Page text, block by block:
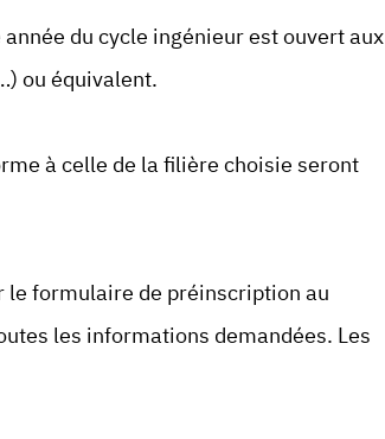
du cycle ingénieur est ouvert aux
ou équivalent.
à celle de la filière choisie seront
le formulaire de préinscription au
les informations demandées. Les